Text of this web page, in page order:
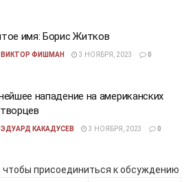
имя: Борис Житков
ВИКТОР ФИШМАН 3 НОЯБРЯ, 2023 0
нападение на американских
ЭДУАРД КАКАДУСЕВ 3 НОЯБРЯ, 2023 0
чтобы присоединиться к обсуждению